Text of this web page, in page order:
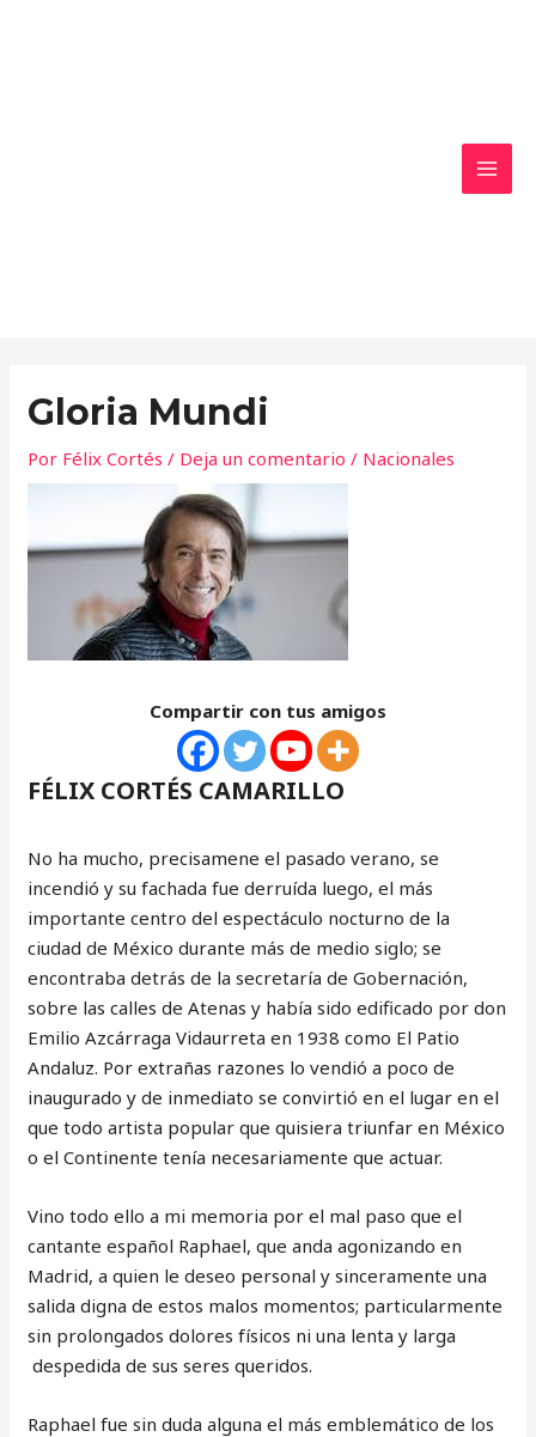
Gloria Mundi
Por Félix Cortés/ Deja un comentario / Nacionales
Compartir con tus amigos
FÉLIX CORTÉS CAMARILLO
No ha mucho, precisamene el pasado verano, se
incendió y su fachada fue derruída luego, el más
importante centro del espectáculo nocturno de la
ciudad de México durante más de medio siglo; se
encontraba detrás de la secretaría de Gobernación,
sobre las calles de Atenas y había sido edificado por don
Emilio Azcárraga Vidaurreta en 1938 como El Patio
Andaluz. Por extrañas razones lo vendió a poco de
inaugurado y de inmediato se convirtió en el lugar en el
que todo artista popular que quisiera triunfar en México
o el Continente tenía necesariamente que actuar.
Vino todo ello a mi memoria por el mal paso que el
cantante español Raphael, que anda agonizando en
Madrid, a quien le deseo personal y sinceramente una
salida digna de estos malos momentos; particularmente
sin prolongados dolores físicos ni una lenta y larga
despedida de sus seres queridos.
Raphael fue sin duda alguna el más emblemático de los